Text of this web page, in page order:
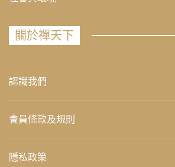
關於禪天下
認識我們
會員條款及規則
隱私政策